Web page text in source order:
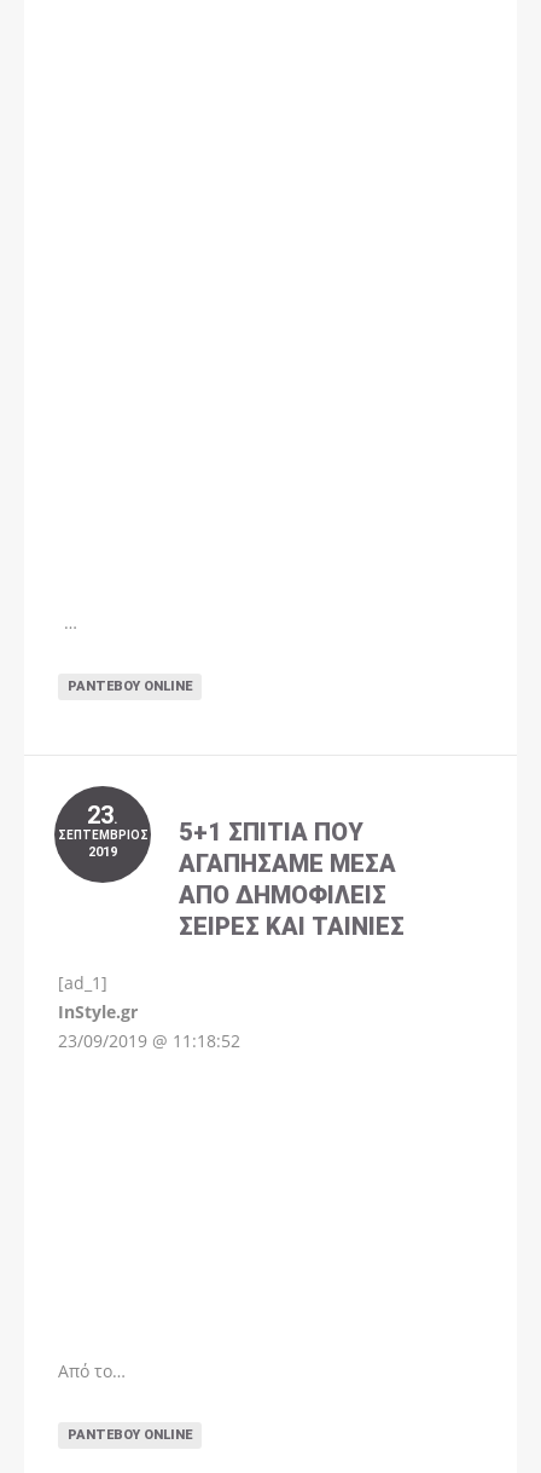
…
ΡΑΝΤΕΒΟΎ ONLINE
23.
ΣΕΠΤΈΜΒΡΙΟΣ
2019
5+1 ΣΠΊΤΙΑ ΠΟΥ
ΑΓΑΠΉΣΑΜΕ ΜΈΣΑ
ΑΠΌ ΔΗΜΟΦΙΛΕΊΣ
ΣΕΙΡΈΣ ΚΑΙ ΤΑΙΝΊΕΣ
[ad_1]
InStyle.gr
23/09/2019 @ 11:18:52
Από το…
ΡΑΝΤΕΒΟΎ ONLINE